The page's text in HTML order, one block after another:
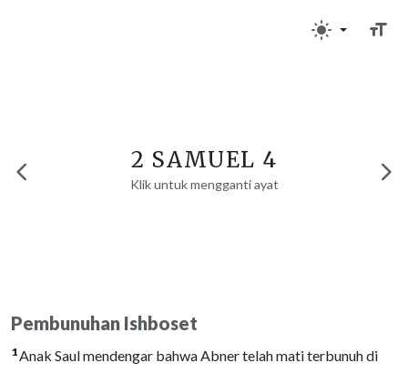
2 SAMUEL 4
Klik untuk mengganti ayat
Pembunuhan Ishboset
1Anak Saul mendengar bahwa Abner telah mati terbunuh di